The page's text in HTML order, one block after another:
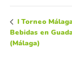
I Torneo
Bebidas en
(Málaga)